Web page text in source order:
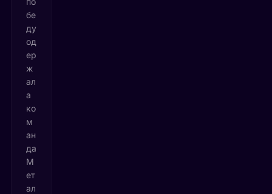
бе
ду
од
ер
ж
ал
а
ко
м
ан
да
М
ет
ал